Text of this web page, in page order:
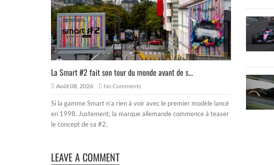
La Smart #2 fait son tour du monde avant de s...
Août 08, 2026 No Comments
Si la gamme Smart n’a rien à voir avec le premier modèle lancé
en 1998. Justement, la marque allemande commence à teaser
le concept de sa #2,
LEAVE A COMMENT